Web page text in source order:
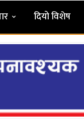
दियो विशेष